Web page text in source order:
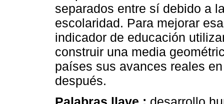
separados entre sí debido a
escolaridad. Para mejorar
indicador de educación
construir una media
países sus avances reales
después.